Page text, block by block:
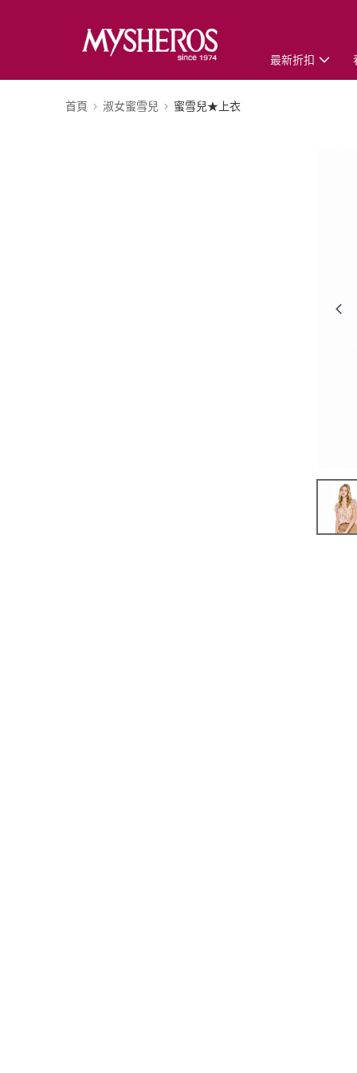
最新折扣
首頁 淑女蜜雪兒 蜜雪兒★上衣